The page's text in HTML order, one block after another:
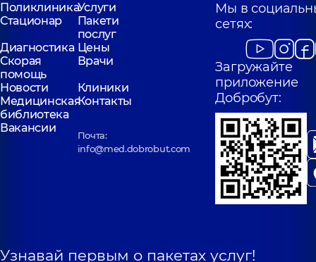
ПоликлиникаУслуги
Стационар
Пакети
послуг
Диагностика Цены
Скорая
помощь
Врачи
Новости
Клиники
Медицинская
библиотека
Контакты
Вакансии
Почта:
info@med.dobrobut.com
Мы в
сетях:
Загружайте
приложение
Добробут:
Узнавай первым о пакетах услуг!